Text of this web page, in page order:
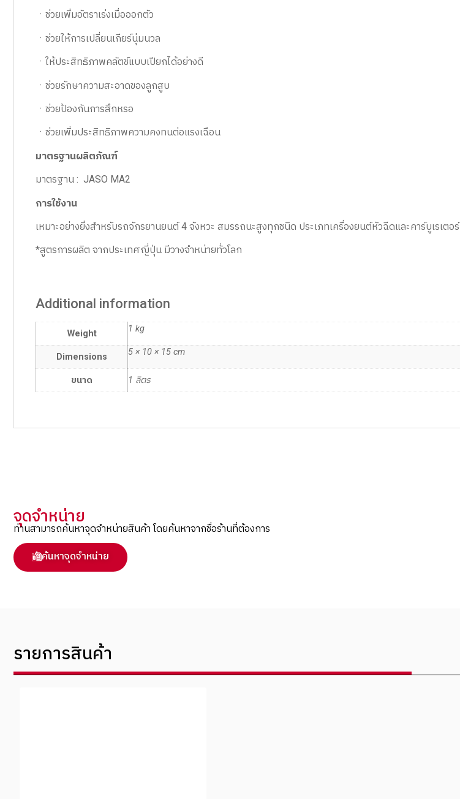
ㆍช่วยเพิ่มอัตราเร่งเมื่อออกตัว
ㆍช่วยให้การเปลี่ยนเกียร์นุ่มนวล
ㆍให้ประสิทธิภาพคลัตช์แบบเปียกได้อย่างดี
ㆍช่วยรักษาความสะอาดของลูกสูบ
ㆍช่วยป้องกันการสึกหรอ
ㆍช่วยเพิ่มประสิทธิภาพความคงทนต่อแรงเฉือน
มาตรฐานผลิตภัณฑ์
มาตรฐาน : JASO MA2
การใช้งาน
เหมาะอย่างยิ่งสำหรับรถจักรยานยนต์ 4 จังหวะ สมรรถนะสูงทุกชนิด ประเภทเครื่องยนต์หัวฉีดและคาร์บูเรเตอร์
*สูตรการผลิต จากประเทศญี่ปุ่น มีวางจำหน่ายทั่วโลก
Additional information
Weight 1 kg
Dimensions 5 × 10 × 15 cm
ขนาด 1 ลิตร
จุดจำหน่าย
ท่านสามารถค้นหาจุดจำหน่ายสินค้า โดยค้นหาจากชื่อร้านที่ต้องการ
ค้นหาจุดจำหน่าย
รายการสินค้า